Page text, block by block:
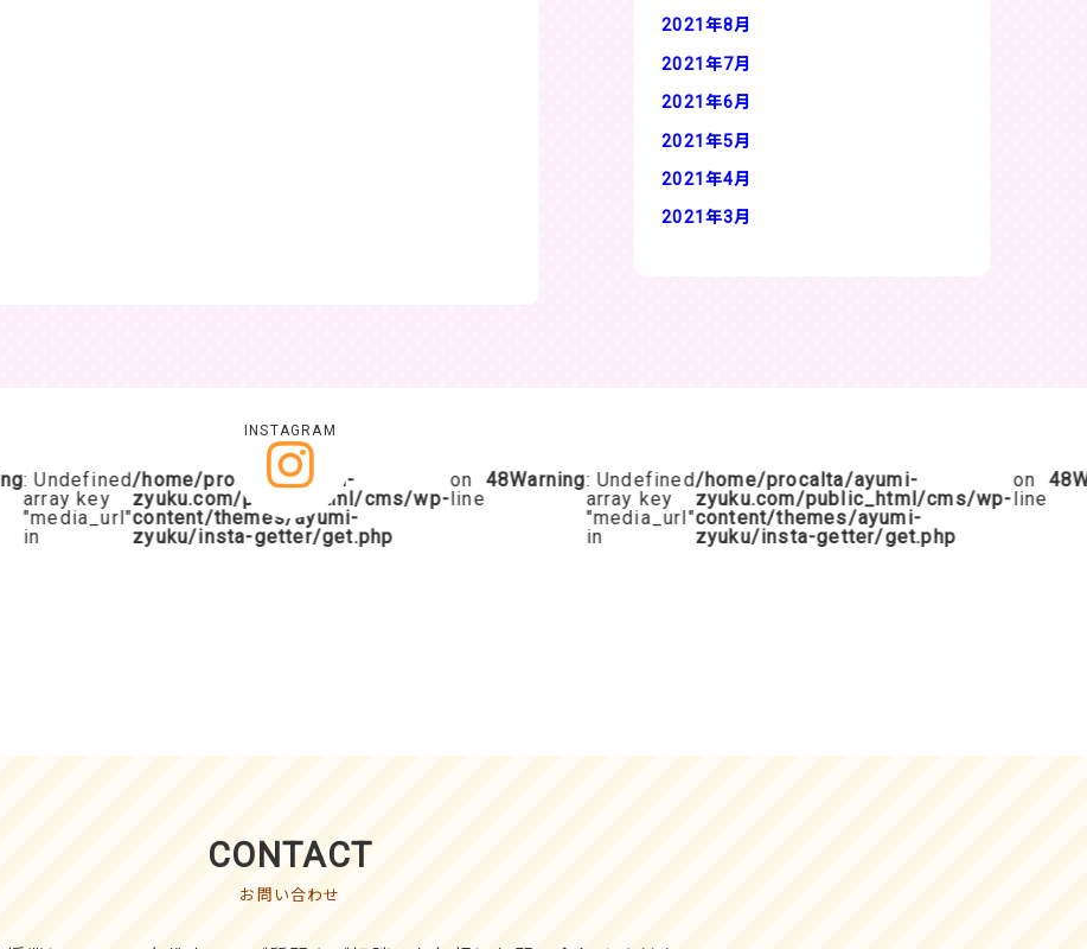
2021年8月
2021年7月
2021年6月
2021年5月
2021年4月
2021年3月
: Undefined
array key
"media_url"
/home/procalta/ayumi-
zyuku.com/public_html/cms/wp-
content/themes/ayumi-
zyuku/insta-getter/get.php
line
48 Warning: Undefined
array key
"media_url"
/home/procalta/ayumi-
zyuku.com/public_html/cms/wp-
content/themes/ayumi-
zyuku/insta-getter/get.php
line
48
INSTAGRAM
CONTACT
お問い合わせ